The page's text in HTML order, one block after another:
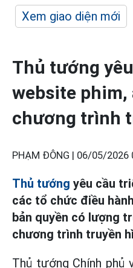
Xem giao diện mới
Thủ tướng
website phim,
chương trình
PHẠM ĐÔNG | 06/05/2026
Thủ tướng yêu cầu
các tổ chức điều
bản quyền có lượng
chương trình truyền
Thủ tướng Chính phủ